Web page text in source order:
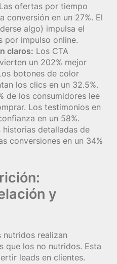
Las ofertas por tiempo
conversión en un 27%. El
algo) impulsa el
por impulso online.
claros: Los CTA
un 202% mejor
botones de color
los clics en un 32.5%.
de los consumidores lee
Los testimonios en
en un 58%.
historias detalladas de
conversiones en un 34%
y
nutridos realizan
que los no nutridos. Esta
leads en clientes.